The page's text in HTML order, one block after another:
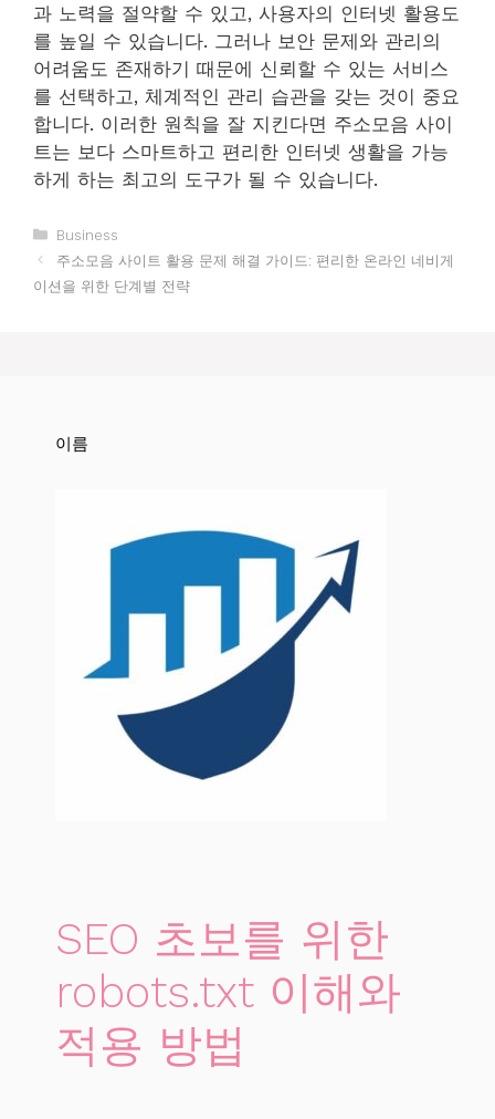
과 노력을 절약할 수 있고, 사용자의 인터넷 활용도
를 높일 수 있습니다. 그러나 보안 문제와 관리의
어려움도 존재하기 때문에 신뢰할 수 있는 서비스
를 선택하고, 체계적인 관리 습관을 갖는 것이 중요
합니다. 이러한 원칙을 잘 지킨다면 주소모음 사이
트는 보다 스마트하고 편리한 인터넷 생활을 가능
하게 하는 최고의 도구가 될 수 있습니다.
카
테
고
리
Business
주소모음 사이트 활용 문제 해결 가이드: 편리한 온라인 네비게
이션을 위한 단계별 전략
이름
SEO 초보를 위한
robots.txt 이해와
적용 방법